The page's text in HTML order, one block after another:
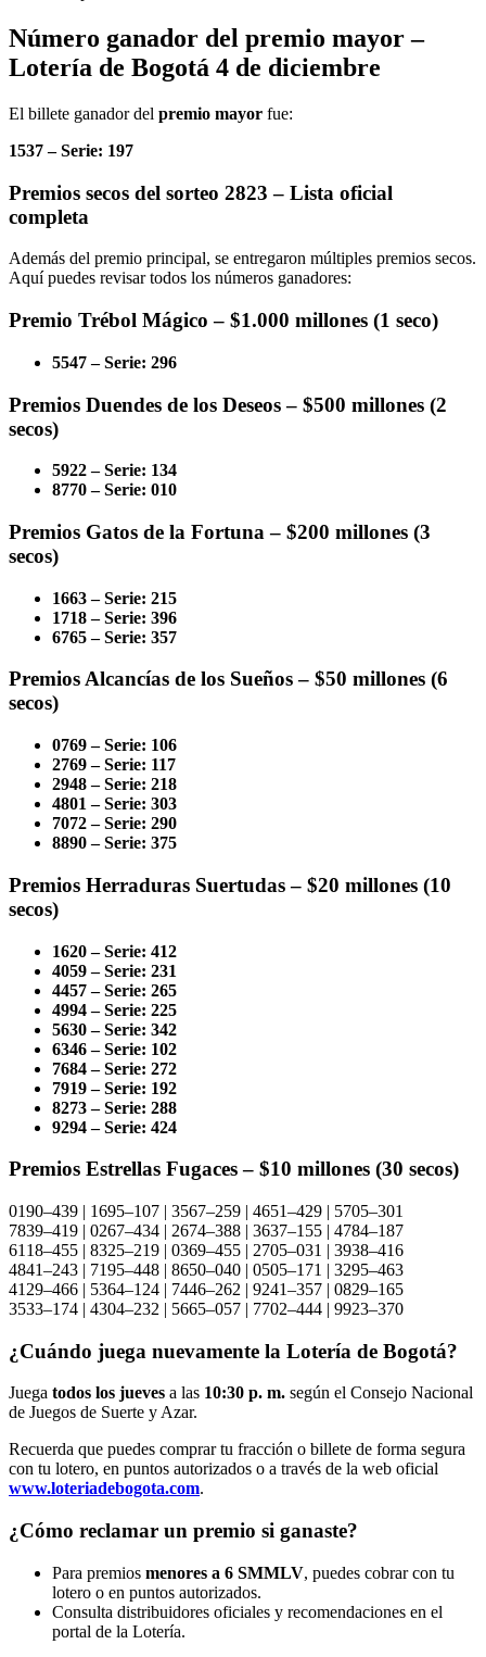
Número ganador del premio mayor –
Lotería de Bogotá 4 de diciembre
El billete ganador del premio mayor fue:
1537 – Serie: 197
Premios secos del sorteo 2823 – Lista oficial
completa
Además del premio principal, se entregaron múltiples premios secos.
Aquí puedes revisar todos los números ganadores:
Premio Trébol Mágico – $1.000 millones (1 seco)
5547 – Serie: 296
Premios Duendes de los Deseos – $500 millones (2
secos)
5922 – Serie: 134
8770 – Serie: 010
Premios Gatos de la Fortuna – $200 millones (3
secos)
1663 – Serie: 215
1718 – Serie: 396
6765 – Serie: 357
Premios Alcancías de los Sueños – $50 millones (6
secos)
0769 – Serie: 106
2769 – Serie: 117
2948 – Serie: 218
4801 – Serie: 303
7072 – Serie: 290
8890 – Serie: 375
Premios Herraduras Suertudas – $20 millones (10
secos)
1620 – Serie: 412
4059 – Serie: 231
4457 – Serie: 265
4994 – Serie: 225
5630 – Serie: 342
6346 – Serie: 102
7684 – Serie: 272
7919 – Serie: 192
8273 – Serie: 288
9294 – Serie: 424
Premios Estrellas Fugaces – $10 millones (30 secos)
0190–439 | 1695–107 | 3567–259 | 4651–429 | 5705–301
7839–419 | 0267–434 | 2674–388 | 3637–155 | 4784–187
6118–455 | 8325–219 | 0369–455 | 2705–031 | 3938–416
4841–243 | 7195–448 | 8650–040 | 0505–171 | 3295–463
4129–466 | 5364–124 | 7446–262 | 9241–357 | 0829–165
3533–174 | 4304–232 | 5665–057 | 7702–444 | 9923–370
¿Cuándo juega nuevamente la Lotería de Bogotá?
Juega todos los jueves a las 10:30 p. m. según el Consejo Nacional
de Juegos de Suerte y Azar.
Recuerda que puedes comprar tu fracción o billete de forma segura
con tu lotero, en puntos autorizados o a través de la web oficial
www.loteriadebogota.com.
¿Cómo reclamar un premio si ganaste?
Para premios menores a 6 SMMLV, puedes cobrar con tu
lotero o en puntos autorizados.
Consulta distribuidores oficiales y recomendaciones en el
portal de la Lotería.